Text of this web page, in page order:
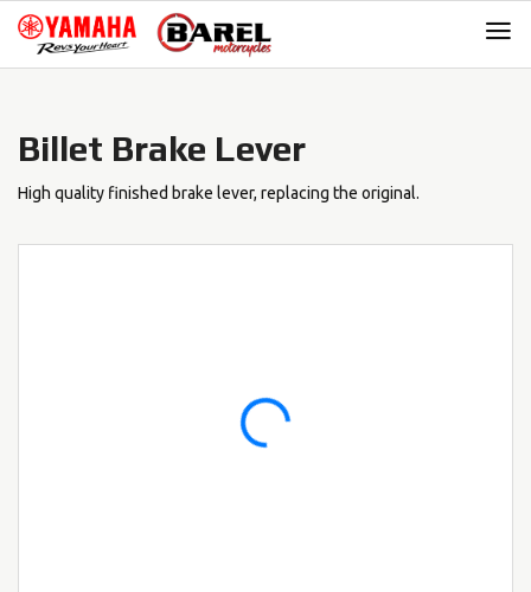
Skip
navigation
Skip
content
Billet Brake Lever
High quality finished brake lever, replacing the original.